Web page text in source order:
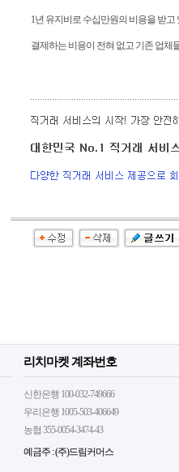
1년 유지비로 수십만원의 비용을 받
결제하는 비용이 전혀 없고 기존 업체
리치마켓 계좌번호
신한은행 100-032-749666
우리은행 1005-503-406649
농협 355-0054-3474-43
예금주 : (주)드림커머스